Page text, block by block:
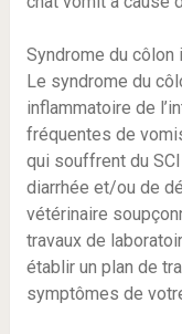
Syndrome du côlon
Le syndrome du
inflammatoire de
fréquentes de
qui souffrent du
diarrhée et/ou de
vétérinaire
travaux de
établir un plan de
symptômes de